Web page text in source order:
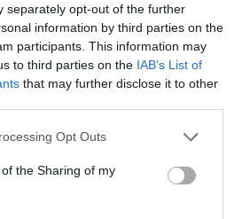
separately opt-out of the further
information by third parties on the
participants. This information may
to third parties on the IAB’s List of
that may further disclose it to other
Opt Outs
the Sharing of my
wybór dla tych, którzy
w bliskości do muzeów i
miejsce zarówno na
jak i rodzinne wakacje.
atrakcje, ale również
W mieście znajdziesz wiele
dania zarówno lokalne, jak i